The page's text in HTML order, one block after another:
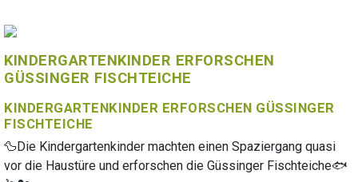
KINDERGARTENKINDER ERFORSCHEN
GÜSSINGER FISCHTEICHE
KINDERGARTENKINDER ERFORSCHEN GÜSSINGER
FISCHTEICHE
🦆Die Kindergartenkinder machten einen Spaziergang quasi
vor die Haustüre und erforschen die Güssinger Fischteiche🐟